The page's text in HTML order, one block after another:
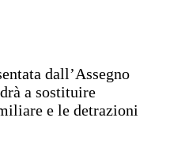
dall’Assegno
a sostituire
e le detrazioni